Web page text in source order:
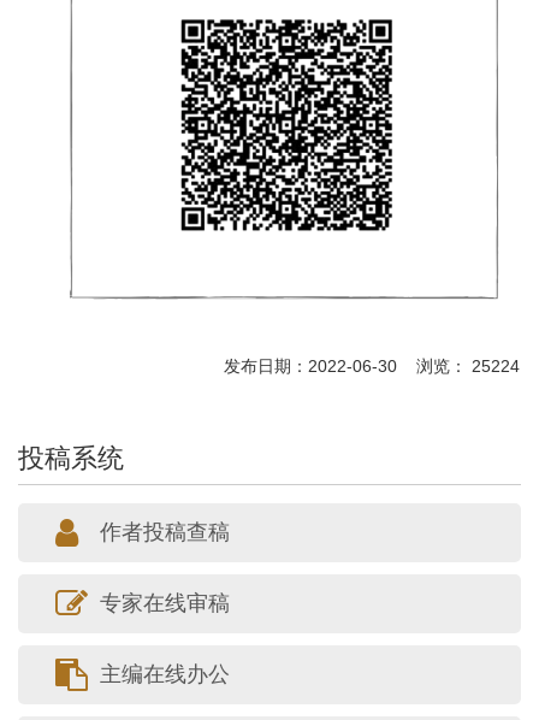
发布日期：2022-06-30 浏览： 25224
投稿系统
作者投稿查稿
专家在线审稿
主编在线办公